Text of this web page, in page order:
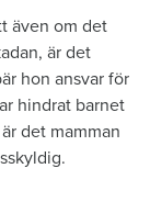
även om det
är det
hon ansvar för
hindrat barnet
det mamman